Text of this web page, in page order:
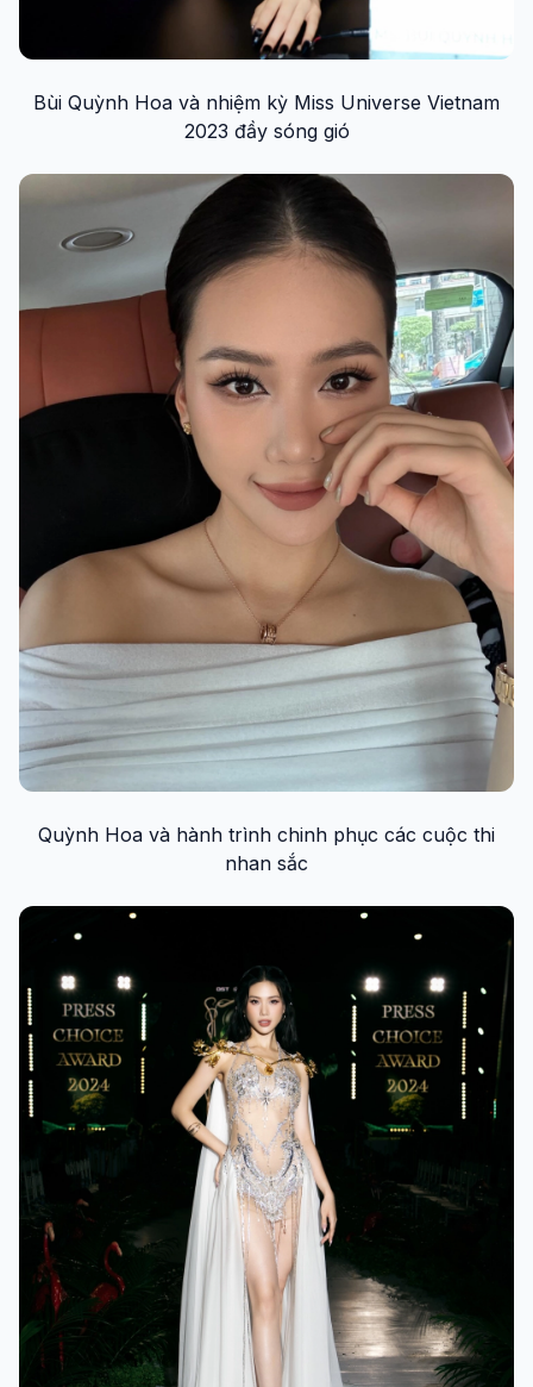
Bùi Quỳnh Hoa và nhiệm kỳ Miss Universe Vietnam
2023 đầy sóng gió
Quỳnh Hoa và hành trình chinh phục các cuộc thi
nhan sắc